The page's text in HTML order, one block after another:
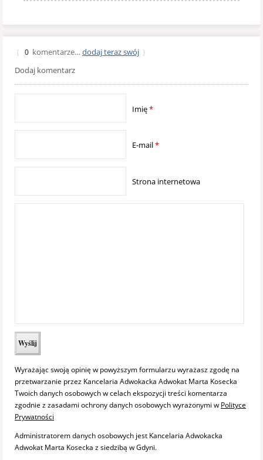
{ 0 komentarze… dodaj teraz swój }
Dodaj komentarz
Imię*
E-mail*
Strona internetowa
Wyrażając swoją opinię w powyższym formularzu wyrażasz zgodę na
przetwarzanie przez Kancelaria Adwokacka Adwokat Marta Kosecka
Twoich danych osobowych w celach ekspozycji treści komentarza
zgodnie z zasadami ochrony danych osobowych wyrażonymi w Polityce
Prywatności
Administratorem danych osobowych jest Kancelaria Adwokacka
Adwokat Marta Kosecka z siedzibą w Gdyni.